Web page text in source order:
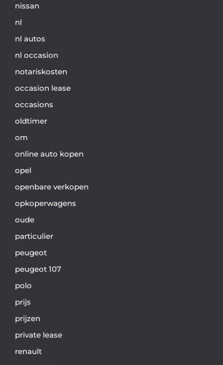
nissan
nl
nl autos
nl occasion
notariskosten
occasion lease
occasions
oldtimer
om
online auto kopen
opel
openbare verkopen
opkoperwagens
oude
particulier
peugeot
peugeot 107
polo
prijs
prijzen
private lease
renault